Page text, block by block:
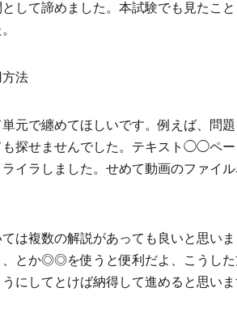
して諦めました。本試験でも見たこ
法
元で纏めてほしいです。例えば、問
探せませんでした。テキスト◯◯ペ
イラしました。せめて動画のファイ
は複数の解説があっても良いと思い
とか◎◎を使うと便利だよ、こうした
にしてとけば納得して進めると思いま